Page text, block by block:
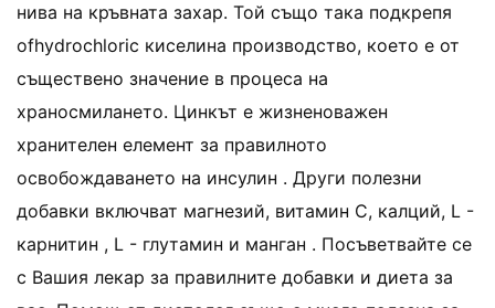
нива на кръвната захар. Той също така подкрепя
ofhydrochloric киселина производство, което е от
съществено значение в процеса на
храносмилането. Цинкът е жизненоважен
хранителен елемент за правилното
освобождаването на инсулин . Други полезни
добавки включват магнезий, витамин С, калций, L -
карнитин , L - глутамин и манган . Посъветвайте се
с Вашия лекар за правилните добавки и диета за